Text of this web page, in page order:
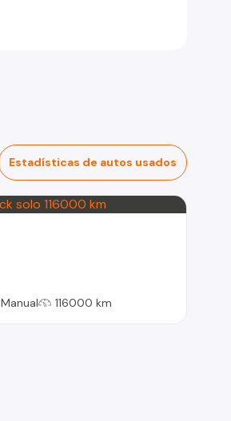
Estadísticas de autos usados
Manual 116000 km